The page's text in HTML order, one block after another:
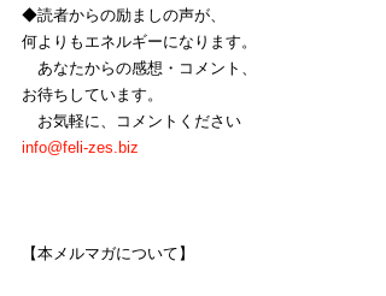
◆読者からの励ましの声が、
何よりもエネルギーになります。
あなたからの感想・コメント、
お待ちしています。
お気軽に、コメントください
info@feli-zes.biz
【本メルマガについて】